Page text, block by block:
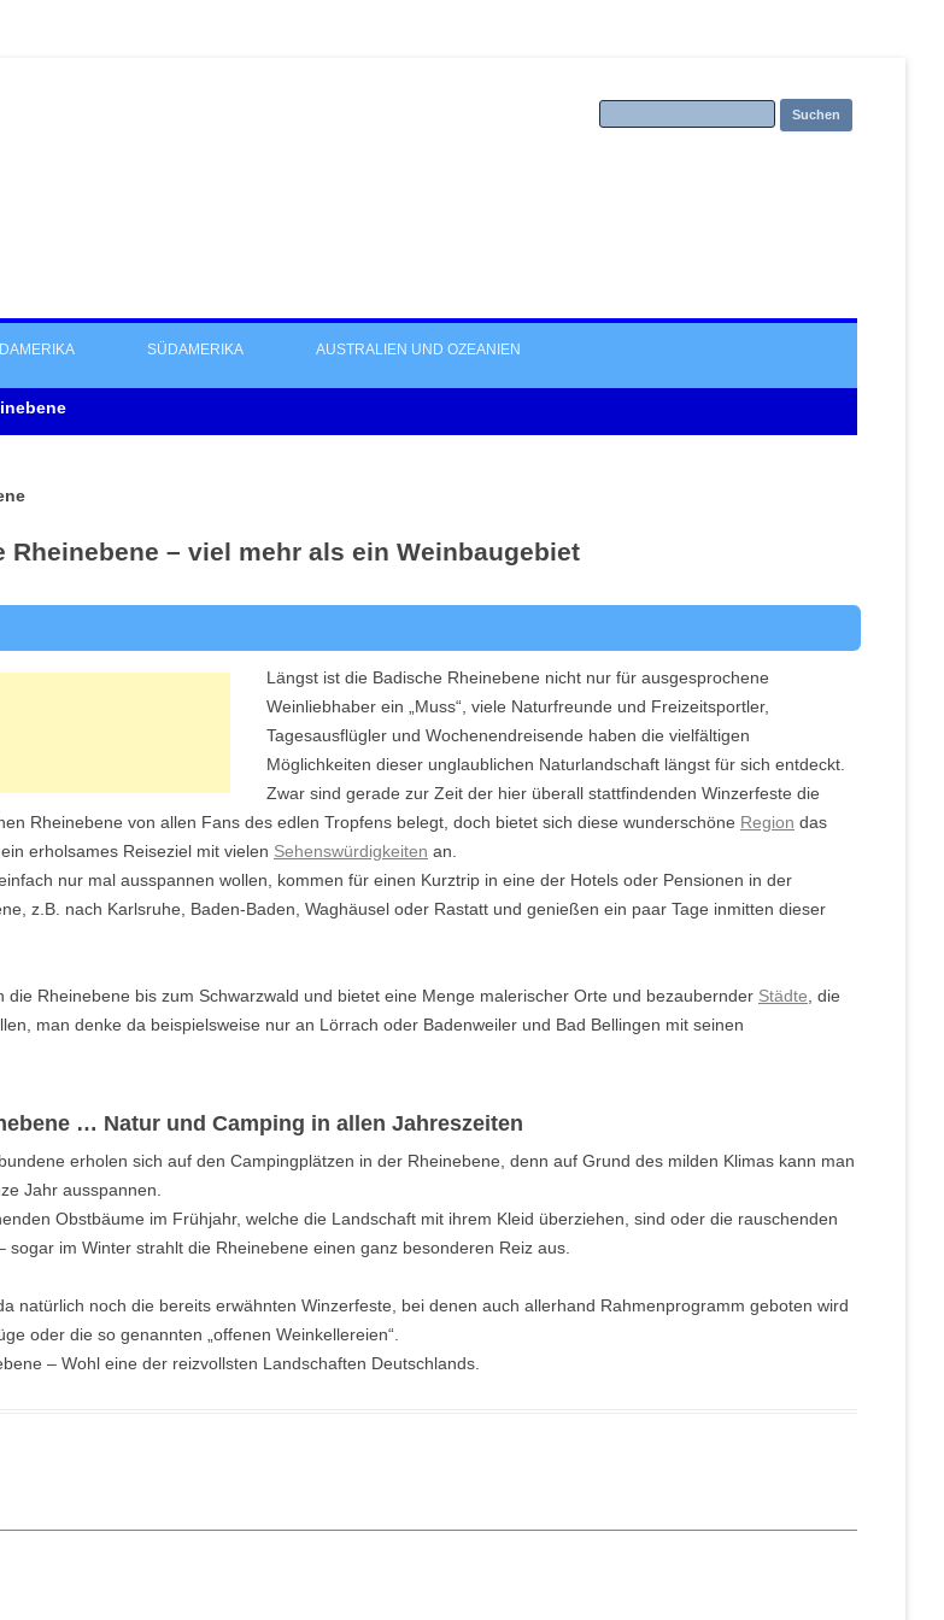
SÜDAMERIKA AUSTRALIEN UND OZEANIEN
Rheinebene – viel mehr als ein Weinbaugebiet
Längst ist die Badische Rheinebene nicht nur für ausgesprochene
Weinliebhaber ein „Muss“, viele Naturfreunde und Freizeitsportler,
Tagesausflügler und Wochenendreisende haben die vielfältigen
Möglichkeiten dieser unglaublichen Naturlandschaft längst für sich entdeckt.
Zwar sind gerade zur Zeit der hier überall stattfindenden Winzerfeste die
Rheinebene von allen Fans des edlen Tropfens belegt, doch bietet sich diese wunderschöne Region das
erholsames Reiseziel mit vielen Sehenswürdigkeiten an.
nur mal ausspannen wollen, kommen für einen Kurztrip in eine der Hotels oder Pensionen in der
z.B. nach Karlsruhe, Baden-Baden, Waghäusel oder Rastatt und genießen ein paar Tage inmitten dieser
die Rheinebene bis zum Schwarzwald und bietet eine Menge malerischer Orte und bezaubernder Städte, die
man denke da beispielsweise nur an Lörrach oder Badenweiler und Bad Bellingen mit seinen
… Natur und Camping in allen Jahreszeiten
erholen sich auf den Campingplätzen in der Rheinebene, denn auf Grund des milden Klimas kann man
Jahr ausspannen.
Obstbäume im Frühjahr, welche die Landschaft mit ihrem Kleid überziehen, sind oder die rauschenden
sogar im Winter strahlt die Rheinebene einen ganz besonderen Reiz aus.
natürlich noch die bereits erwähnten Winzerfeste, bei denen auch allerhand Rahmenprogramm geboten wird
oder die so genannten „offenen Weinkellereien“.
– Wohl eine der reizvollsten Landschaften Deutschlands.